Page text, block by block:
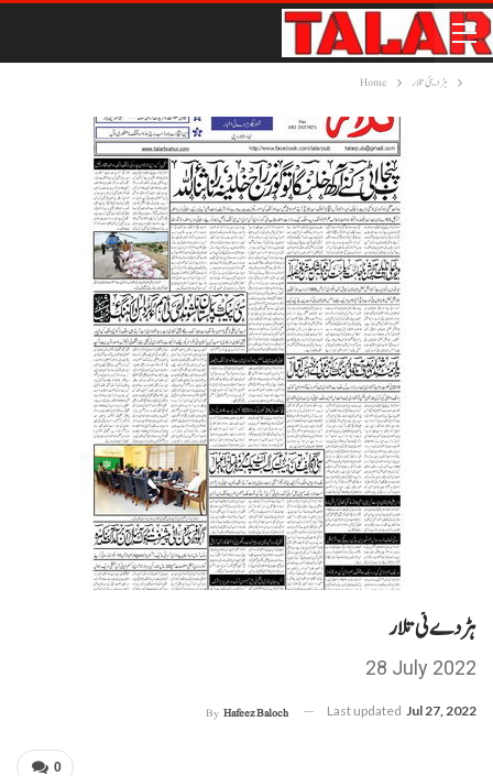
Home ہڑدیئی تلار
ہڑدے ئی تلار
28 July 2022
By Hafeez Baloch Last updated Jul 27, 2022
0